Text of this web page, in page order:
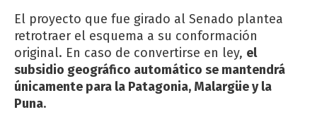
El proyecto que fue girado al Senado plantea
retrotraer el esquema a su conformación
original. En caso de convertirse en ley, el
subsidio geográfico automático se mantendrá
únicamente para la Patagonia, Malargüe y la
Puna.